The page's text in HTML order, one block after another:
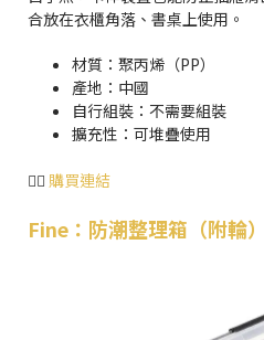
合放在衣櫃角落、書桌上使用。
材質：聚丙烯（PP）
產地：中國
自行組裝：不需要組裝
擴充性：可堆疊使用
👉🏻 購買連結
Fine ： 防潮整理箱（附輪）